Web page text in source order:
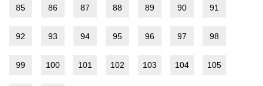
85 86 87 88 89 90 91
92 93 94 95 96 97 98
99 100 101 102 103 104 105